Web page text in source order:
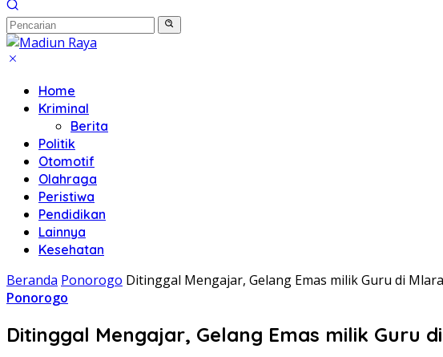
Home
Kriminal
Berita
Politik
Otomotif
Olahraga
Peristiwa
Pendidikan
Lainnya
Kesehatan
Beranda Ponorogo Ditinggal Mengajar, Gelang Emas milik Guru di
Ponorogo
Ditinggal Mengajar, Gelang Emas milik Guru